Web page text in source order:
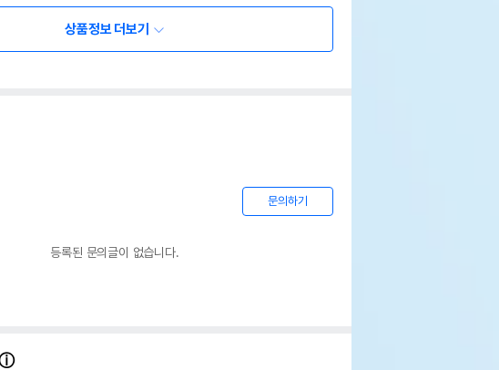
상품정보 더보기
문의하기
등록된 문의글이 없습니다.